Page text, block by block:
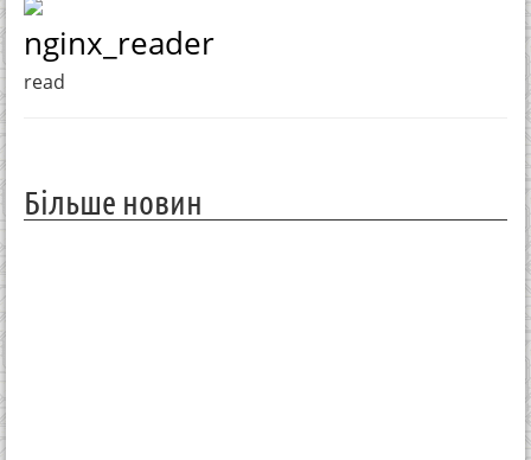
nginx_reader
read
Більше новин